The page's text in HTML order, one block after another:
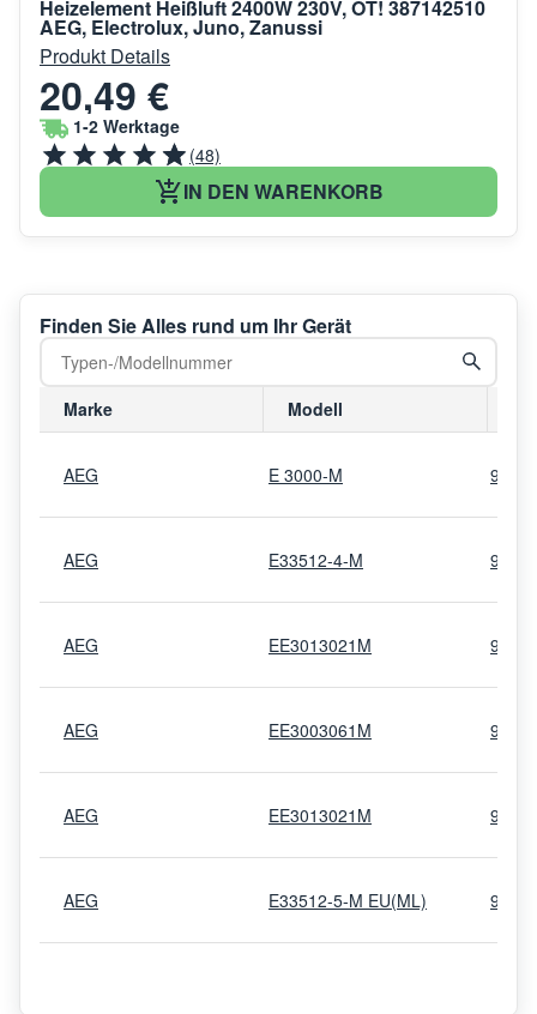
Heizelement Heißluft 2400W 230V, OT! 387142510
AEG, Electrolux, Juno, Zanussi
Produkt Details
20,49 €
1-2 Werktage
(48)
IN DEN WARENKORB
Finden Sie Alles rund um Ihr Gerät
Marke Modell
AEG E 3000-M
AEG E33512-4-M
AEG EE3013021M
AEG EE3003061M
AEG EE3013021M
AEG E33512-5-M EU(ML)